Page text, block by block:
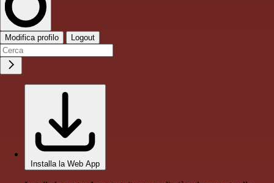
Modifica profilo Logout
Installa la Web App